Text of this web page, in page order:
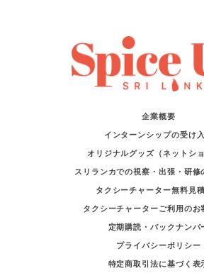
企業概要
インターンシップの受け
オリジナルグッズ（ネットショ
スリランカでの視察・出張・研修
タクシーチャーター無料見
タクシーチャーターご利用のお
定期購読・バックナンバ
プライバシーポリシー
特定商取引法に基づく表